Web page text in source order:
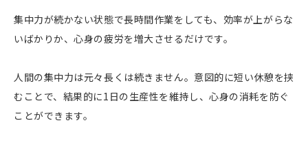
集中力が続かない状態で長時間作業をしても、効率が上がらな
いばかりか、心身の疲労を増大させるだけです。
人間の集中力は元々長くは続きません。意図的に短い休憩を挟
むことで、結果的に1日の生産性を維持し、心身の消耗を防ぐ
ことができます。